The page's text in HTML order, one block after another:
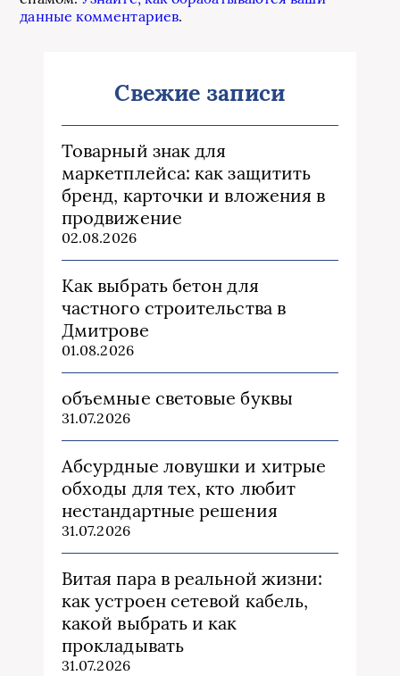
данные комментариев.
Свежие записи
Товарный знак для
маркетплейса: как защитить
бренд, карточки и вложения в
продвижение
02.08.2026
Как выбрать бетон для
частного строительства в
Дмитрове
01.08.2026
объемные световые буквы
31.07.2026
Абсурдные ловушки и хитрые
обходы для тех, кто любит
нестандартные решения
31.07.2026
Витая пара в реальной жизни:
как устроен сетевой кабель,
какой выбрать и как
прокладывать
31.07.2026